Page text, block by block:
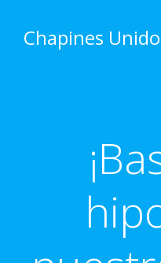
Chapines